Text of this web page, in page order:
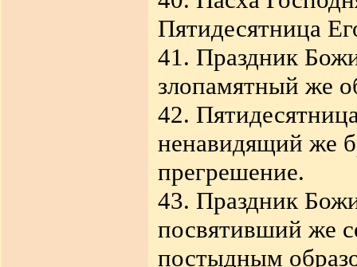
Пятидесятница
41. Праздник
злопамятный же
42.
ненавидящий же
прегрешение.
43. Праздник
посвятивший же
постыдным